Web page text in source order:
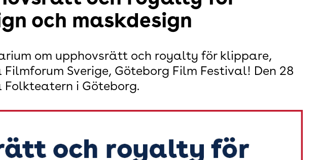
och maskdesign
om upphovsrätt och royalty för klippare,
Sverige, Göteborg Film Festival! Den 28
Folkteatern i Göteborg.